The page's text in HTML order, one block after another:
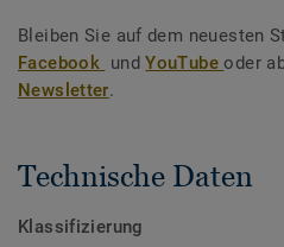
Bleiben Sie auf dem neuesten
Facebook undYouTubeoder
Newsletter.
Technische Daten
Klassifizierung